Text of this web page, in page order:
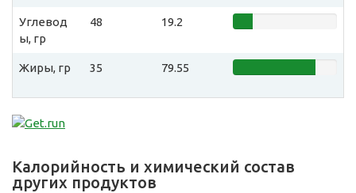
Углевод
ы, гр
48 19.2
Жиры, гр 35 79.55
Калорийность и химический состав
других продуктов